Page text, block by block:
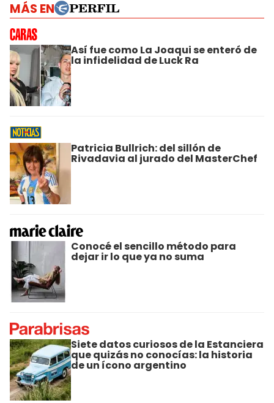
MÁS EN
Así fue como La Joaqui se enteró de
la infidelidad de Luck Ra
Patricia Bullrich: del sillón de
Rivadavia al jurado del MasterChef
Conocé el sencillo método para
dejar ir lo que ya no suma
Siete datos curiosos de la Estanciera
que quizás no conocías: la historia
de un ícono argentino